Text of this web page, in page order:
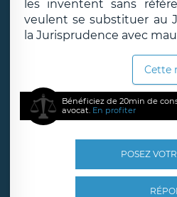
les inventent sans
veulent se substituer au
la Jurisprudence avec
Cette
Bénéficiez de 20min de
avocat. En profiter
POSEZ